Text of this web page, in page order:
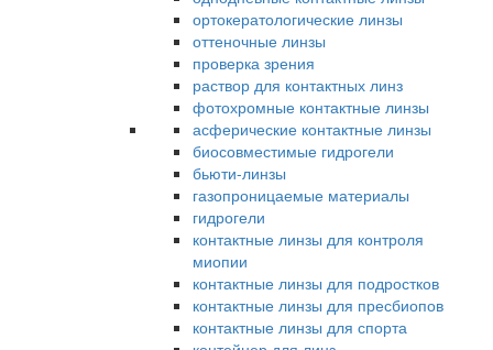
ортокератологические линзы
оттеночные линзы
проверка зрения
раствор для контактных линз
фотохромные контактные линзы
асферические контактные линзы
биосовместимые гидрогели
бьюти-линзы
газопроницаемые материалы
гидрогели
контактные линзы для контроля
миопии
контактные линзы для подростков
контактные линзы для пресбиопов
контактные линзы для спорта